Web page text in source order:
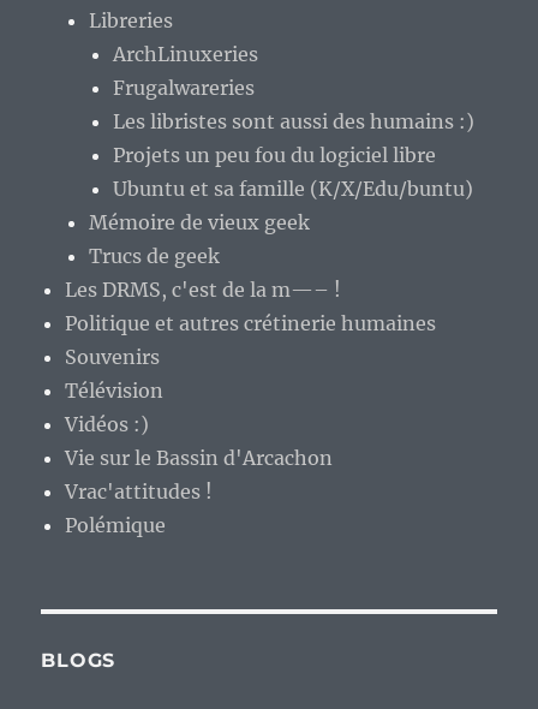
Libreries
ArchLinuxeries
Frugalwareries
Les libristes sont aussi des humains :)
Projets un peu fou du logiciel libre
Ubuntu et sa famille (K/X/Edu/buntu)
Mémoire de vieux geek
Trucs de geek
Les DRMS, c'est de la m—– !
Politique et autres crétinerie humaines
Souvenirs
Télévision
Vidéos :)
Vie sur le Bassin d'Arcachon
Vrac'attitudes !
Polémique
BLOGS